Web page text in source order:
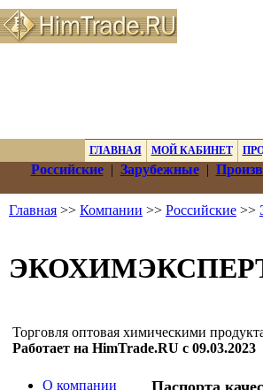
ГЛАВНАЯ МОЙ КАБИНЕТ
Российские| Зарубежные|
Главная >> Компании >> Российские >>
Торговля оптовая химическими
Работает на HimTrade.RU с 09.03.2023
О компании
Паспорта